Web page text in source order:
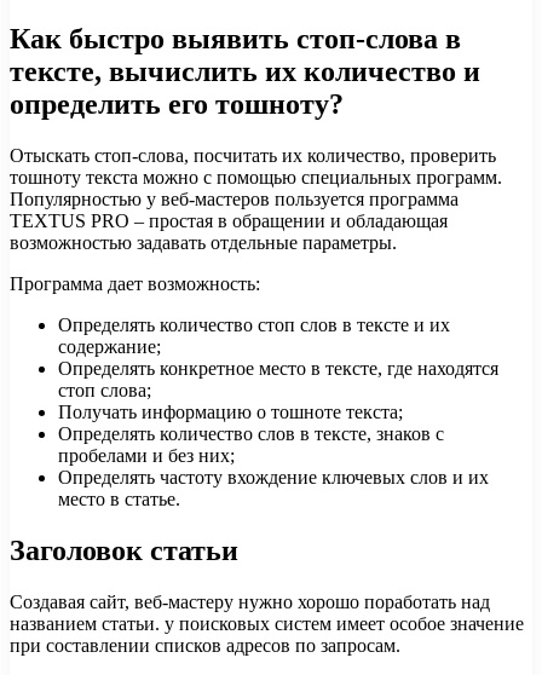
Как быстро выявить стоп-слова в
тексте, вычислить их количество и
определить его тошноту?
Отыскать стоп-слова, посчитать их количество, проверить
тошноту текста можно с помощью специальных программ.
Популярностью у веб-мастеров пользуется программа
TEXTUS PRO – простая в обращении и обладающая
возможностью задавать отдельные параметры.
Программа дает возможность:
Определять количество стоп слов в тексте и их
содержание;
Определять конкретное место в тексте, где находятся
стоп слова;
Получать информацию о тошноте текста;
Определять количество слов в тексте, знаков с
пробелами и без них;
Определять частоту вхождение ключевых слов и их
место в статье.
Заголовок статьи
Создавая сайт, веб-мастеру нужно хорошо поработать над
названием статьи. у поисковых систем имеет особое значение
при составлении списков адресов по запросам.